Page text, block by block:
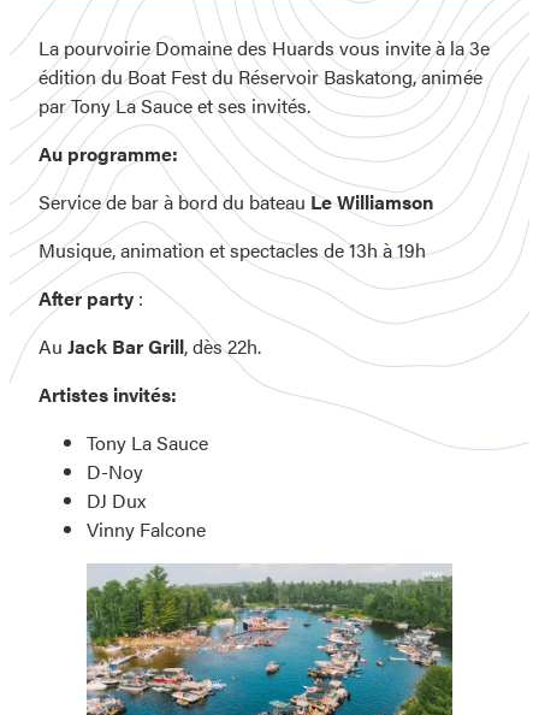
La pourvoirie Domaine des Huards vous invite à la 3e
édition du Boat Fest du Réservoir Baskatong, animée
par Tony La Sauce et ses invités.
Au programme:
Service de bar à bord du bateauLe Williamson
Musique, animation et spectacles de 13h à 19h
After party :
Au Jack Bar Grill, dès 22h.
Artistes invités:
Tony La Sauce
D-Noy
DJ Dux
Vinny Falcone